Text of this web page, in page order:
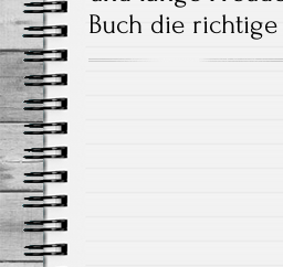
Buch die richtige